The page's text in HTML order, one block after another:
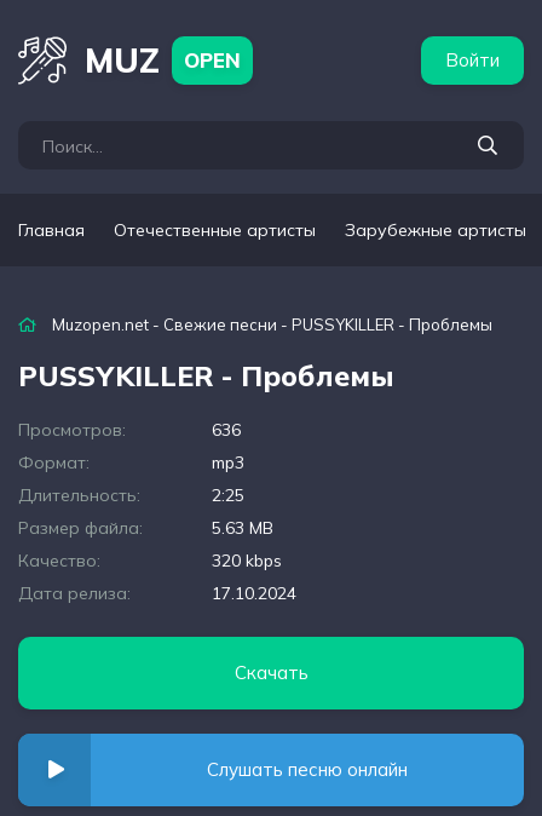
MUZ OPEN Войти
Главная Отечественные артисты Зарубежные артисты
Muzopen.net - Свежие песни - PUSSYKILLER - Проблемы
PUSSYKILLER - Проблемы
Просмотров:
636
Формат:
mp3
Длительность:
2:25
Размер файла:
5.63 MB
Качество:
320 kbps
Дата релиза:
17.10.2024
Скачать
Слушать песню онлайн
артисты Популярные подборки